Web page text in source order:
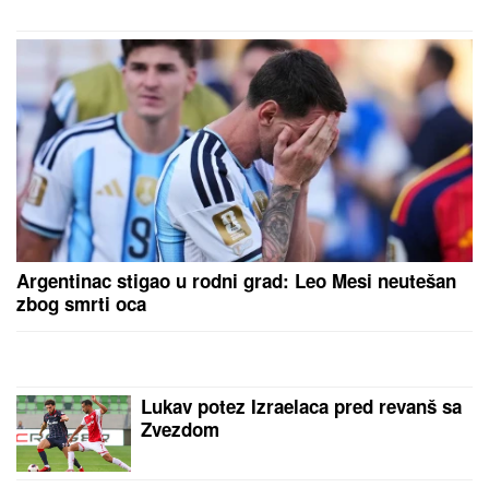
Argentinac stigao u rodni grad: Leo Mesi neutešan
zbog smrti oca
Lukav potez Izraelaca pred revanš sa
Zvezdom